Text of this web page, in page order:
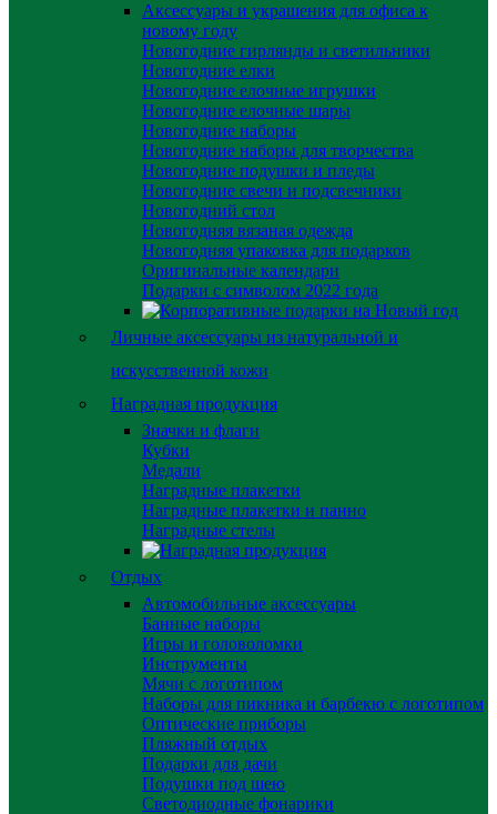
Аксессуары и украшения для офиса к
новому году
Новогодние гирлянды и светильники
Новогодние елки
Новогодние елочные игрушки
Новогодние елочные шары
Новогодние наборы
Новогодние наборы для творчества
Новогодние подушки и пледы
Новогодние свечи и подсвечники
Новогодний стол
Новогодняя вязаная одежда
Новогодняя упаковка для подарков
Оригинальные календари
Подарки с символом 2022 года
Личные аксессуары из натуральной и
искусственной кожи
Наградная продукция
Значки и флаги
Кубки
Медали
Наградные плакетки
Наградные плакетки и панно
Наградные стелы
Отдых
Автомобильные аксессуары
Банные наборы
Игры и головоломки
Инструменты
Мячи с логотипом
Наборы для пикника и барбекю с логотипом
Оптические приборы
Пляжный отдых
Подарки для дачи
Подушки под шею
Светодиодные фонарики